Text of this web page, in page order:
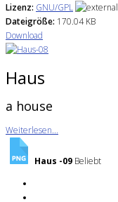
Lizenz: GNU/GPL
Dateigröße: 170.04 KB
Download
Haus
a house
Weiterlesen...
Haus -09 Beliebt